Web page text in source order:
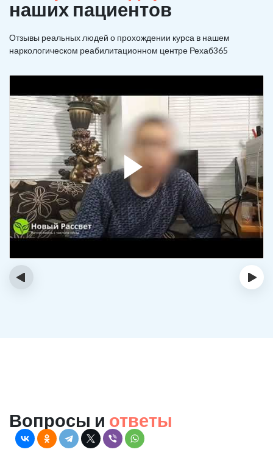
наших пациентов
Отзывы реальных людей о прохождении курса в нашем
наркологическом реабилитационном центре Рехаб365
‹ ›
Вопросы и ответы